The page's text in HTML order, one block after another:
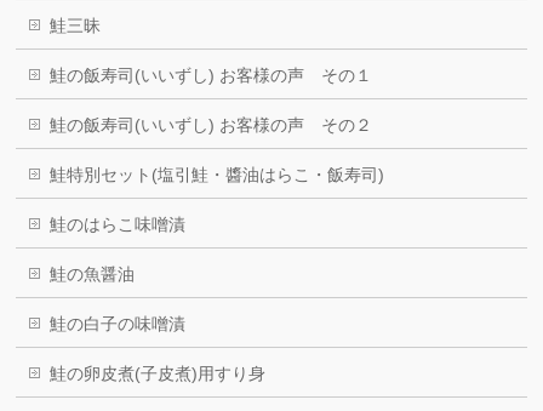
鮭三昧
鮭の飯寿司(いいずし) お客様の声 その１
鮭の飯寿司(いいずし) お客様の声 その２
鮭特別セット(塩引鮭・醬油はらこ・飯寿司)
鮭のはらこ味噌漬
鮭の魚醤油
鮭の白子の味噌漬
鮭の卵皮煮(子皮煮)用すり身